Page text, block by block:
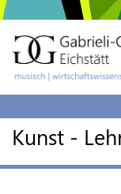
Kunst -